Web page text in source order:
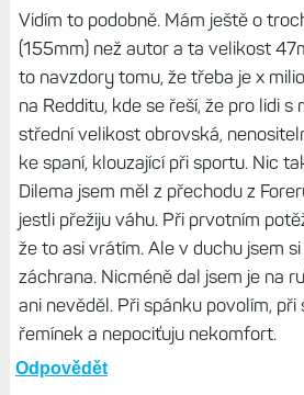
Vidím to podobně. Mám ještě o
(155mm) než autor a ta velikost
to navzdory tomu, že třeba je x
na Redditu, kde se řeší, že pro lidi s
střední velikost obrovská,
ke spaní, klouzající při sportu. Nic
Dilema jsem měl z přechodu z
jestli přežiju váhu. Při prvotním
že to asi vrátím. Ale v duchu jsem
záchrana. Nicméně dal jsem je na
ani nevěděl. Při spánku povolím,
řemínek a nepociťuju nekomfort.
Odpovědět